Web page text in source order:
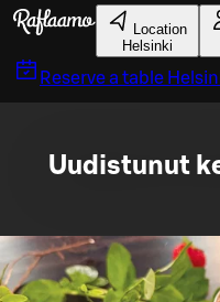
Skip to main content
Location
Helsinki
Reserve a table
Uudistunut